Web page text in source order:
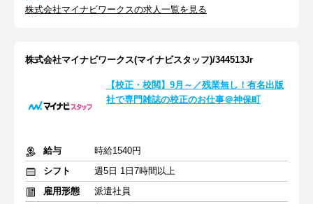
株式会社マイナビワークスの求人一覧を見る
株式会社マイナビワークス(マイナビスタッフ)/344513Jr
【校正・校閲】9月～／残業無し！有名出版
社で専門雑誌の校正のお仕事＠神保町
給与
時給1540円
シフト
週5日 1日7時間以上
雇用形態
派遣社員